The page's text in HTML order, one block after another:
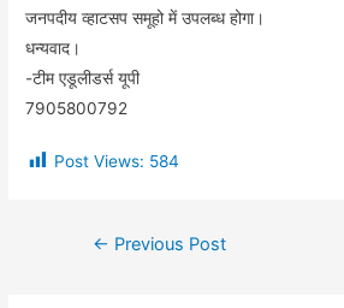
जनपदीय व्हाटसप समूहो में उपलब्ध होगा।
धन्यवाद।
-टीम एडूलीडर्स यूपी
7905800792
Post Views: 584
← Previous Post